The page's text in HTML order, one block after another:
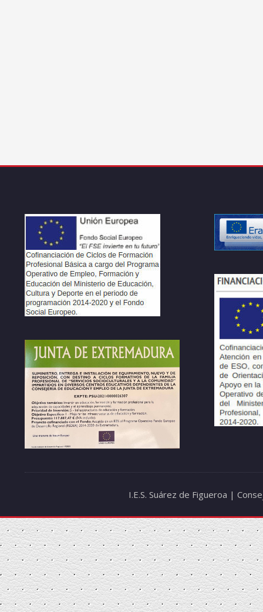
I.E.S. Suárez de Figueroa |